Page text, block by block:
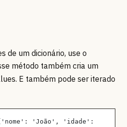
de um dicionário, use o
método também cria um
E também pode ser iterado
'João', 'idade':